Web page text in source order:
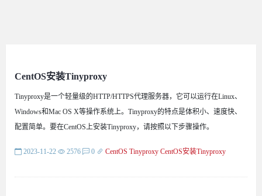
CentOS安装Tinyproxy
Tinyproxy是一个轻量级的HTTP/HTTPS代理服务器，它可以运行在Linux、
Windows和Mac OS X等操作系统上。Tinyproxy的特点是体积小、速度快、
配置简单。要在CentOS上安装Tinyproxy，请按照以下步骤操作。
2023-11-22 2576 0 CentOS Tinyproxy CentOS安装Tinyproxy